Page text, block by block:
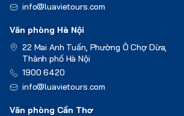
info@luavietours.com
Văn phòng Hà Nội
22 Mai Anh Tuấn, Phường Ô Chợ Dừa,
Thành phố Hà Nội
1900 6420
info@luavietours.com
Văn phòng Cần Thơ